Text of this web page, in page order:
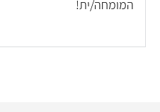
המומחה/ית!